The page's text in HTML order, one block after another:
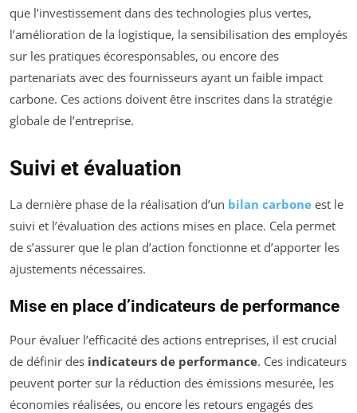
que l’investissement dans des technologies plus vertes,
l’amélioration de la logistique, la sensibilisation des employés
sur les pratiques écoresponsables, ou encore des
partenariats avec des fournisseurs ayant un faible impact
carbone. Ces actions doivent être inscrites dans la stratégie
globale de l’entreprise.
Suivi et évaluation
La dernière phase de la réalisation d’un bilan carbone est le
suivi et l’évaluation des actions mises en place. Cela permet
de s’assurer que le plan d’action fonctionne et d’apporter les
ajustements nécessaires.
Mise en place d’indicateurs de performance
Pour évaluer l’efficacité des actions entreprises, il est crucial
de définir des indicateurs de performance. Ces indicateurs
peuvent porter sur la réduction des émissions mesurée, les
économies réalisées, ou encore les retours engagés des